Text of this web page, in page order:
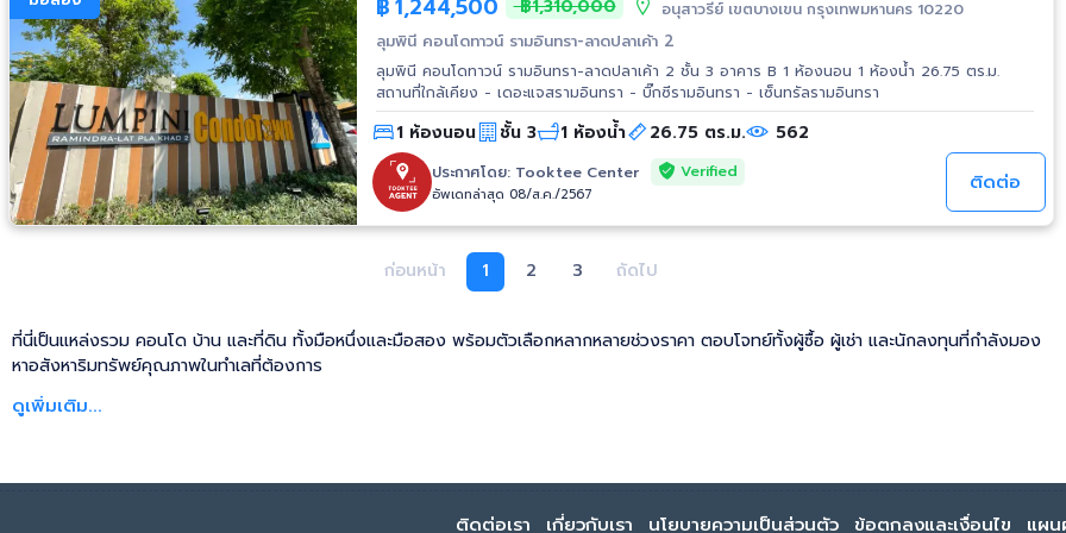
฿1,244,500 ฿1,310,000 อนุสาวรีย์ เขตบางเขน กรุงเทพมหานคร 10220
ลุมพินี คอนโดทาวน์ รามอินทรา-ลาดปลาเค้า 2
ลุมพินี คอนโดทาวน์ รามอินทรา-ลาดปลาเค้า 2 ชั้น 3 อาคาร B 1 ห้องนอน 1 ห้องน้ำ 26.75 ตร.ม.
สถานที่ใกล้เคียง - เดอะแจสรามอินทรา - บิ๊กซีรามอินทรา - เซ็นทรัลรามอินทรา
1 ห้องนอน ชั้น 3 1 ห้องน้ำ 26.75 ตร.ม. 562
ประกาศโดย: Tooktee Center Verified
อัพเดทล่าสุด 08/ส.ค./2567 ติดต่อ
ก่อนหน้า 1 2 3 ถัดไป
ที่นี่เป็นแหล่งรวม คอนโด บ้าน และที่ดิน ทั้งมือหนึ่งและมือสอง พร้อมตัวเลือกหลากหลายช่วงราคา ตอบโจทย์ทั้งผู้ซื้อ ผู้เช่า และนักลงทุนที่กำลังมอง
หาอสังหาริมทรัพย์คุณภาพในทำเลที่ต้องการ
ดูเพิ่มเติม...
ติดต่อเรา เกี่ยวกับเรา นโยบายความเป็นส่วนตัว ข้อตกลงและเงื่อนไข แผน